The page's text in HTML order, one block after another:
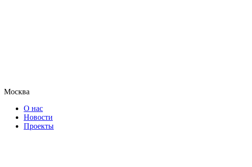
Москва
О нас
Новости
Проекты